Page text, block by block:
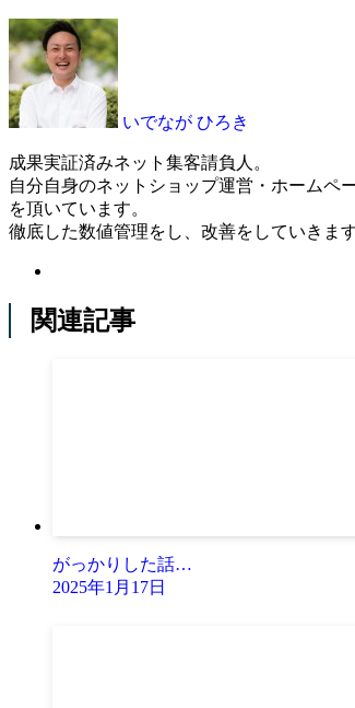
いでなが ひろき
成果実証済みネット集客請負人。
自分自身のネットショップ運営・ホームペ
を頂いています。
徹底した数値管理をし、改善をしていきます
関連記事
がっかりした話…
2025年1月17日